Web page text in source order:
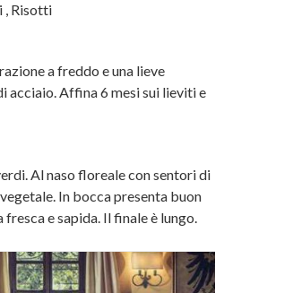
, Risotti
a freddo e una lieve
acciaio. Affina 6 mesi sui lieviti e
Al naso floreale con sentori di
In bocca presenta buon
e sapida. Il finale è lungo.